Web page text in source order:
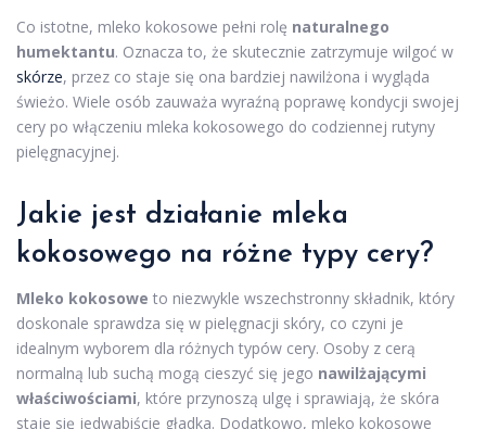
Co istotne, mleko kokosowe pełni rolę naturalnego
humektantu. Oznacza to, że skutecznie zatrzymuje wilgoć w
skórze, przez co staje się ona bardziej nawilżona i wygląda
świeżo. Wiele osób zauważa wyraźną poprawę kondycji swojej
cery po włączeniu mleka kokosowego do codziennej rutyny
pielęgnacyjnej.
Jakie jest działanie mleka
kokosowego na różne typy cery?
Mleko kokosowe to niezwykle wszechstronny składnik, który
doskonale sprawdza się w pielęgnacji skóry, co czyni je
idealnym wyborem dla różnych typów cery. Osoby z cerą
normalną lub suchą mogą cieszyć się jego nawilżającymi
właściwościami, które przynoszą ulgę i sprawiają, że skóra
staje się jedwabiście gładka. Dodatkowo, mleko kokosowe